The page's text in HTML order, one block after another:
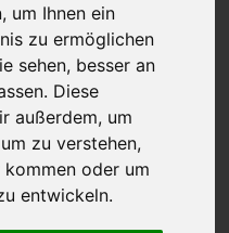
um Ihnen ein
zu ermöglichen
sehen, besser an
Diese
außerdem, um
zu verstehen,
kommen oder um
entwickeln.
4" IG
GEKA-